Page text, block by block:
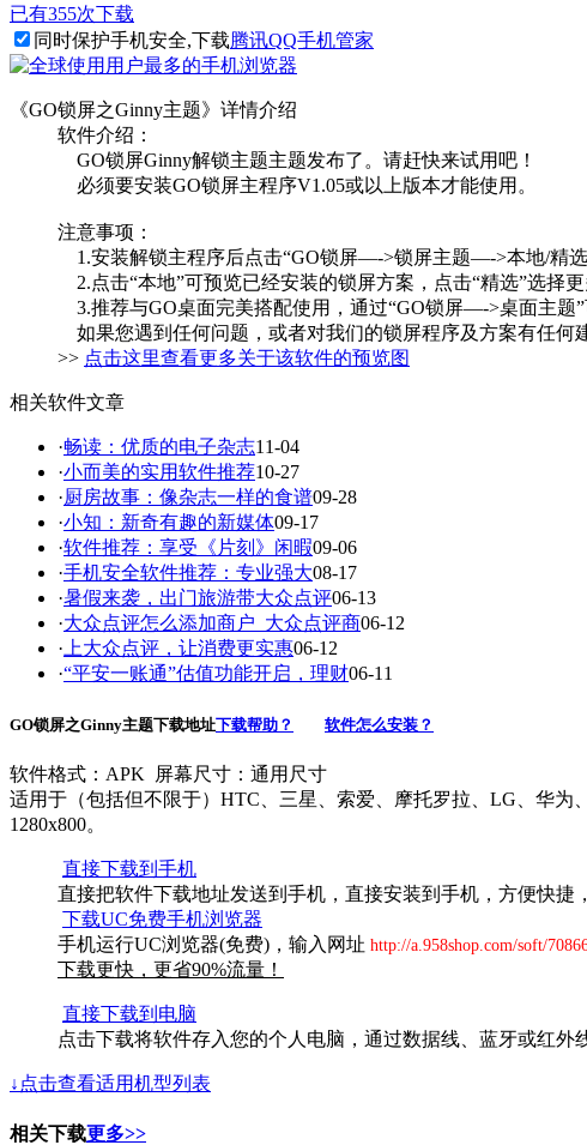
已有355次下载
同时保护手机安全,下载腾讯QQ手机管家
《GO锁屏之Ginny主题》详情介绍
软件介绍：
GO锁屏Ginny解锁主题主题发布了。请赶快来试用吧！
必须要安装GO锁屏主程序V1.05或以上版本才能使用。
注意事项：
1.安装解锁主程序后点击“GO锁屏—->锁屏主题—->本地/精
2.点击“本地”可预览已经安装的锁屏方案，点击“精选”选择
3.推荐与GO桌面完美搭配使用，通过“GO锁屏—->桌面主题
如果您遇到任何问题，或者对我们的锁屏程序及方案有任何
>> 点击这里查看更多关于该软件的预览图
相关软件文章
·畅读：优质的电子杂志11-04
·小而美的实用软件推荐10-27
·厨房故事：像杂志一样的食谱09-28
·小知：新奇有趣的新媒体09-17
·软件推荐：享受《片刻》闲暇09-06
·手机安全软件推荐：专业强大08-17
·暑假来袭，出门旅游带大众点评06-13
·大众点评怎么添加商户_大众点评商06-12
· 上大众点评，让消费更实惠06-12
·“平安一账通”估值功能开启，理财06-11
GO锁屏之Ginny主题下载地址下载帮助？ 软件怎么安装？
软件格式：APK 屏幕尺寸：通用尺寸
适用于（包括但不限于）HTC、三星、索爱、摩托罗拉、LG、华为
1280x800。
直接下载到手机
直接把软件下载地址发送到手机，直接安装到手机，方便快捷
下载UC免费手机浏览器
手机运行UC浏览器(免费)，输入网址 http://a.958shop.com/soft/
下载更快，更省90%流量！
直接下载到电脑
点击下载将软件存入您的个人电脑，通过数据线、蓝牙或红外
↓点击查看适用机型列表
相关下载更多>>